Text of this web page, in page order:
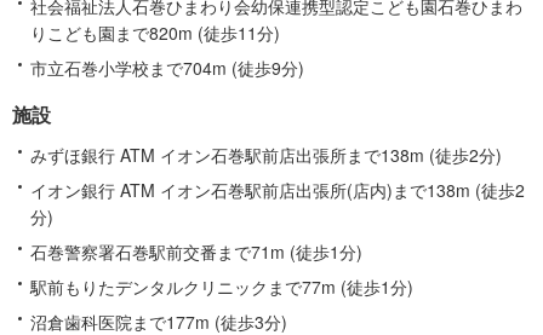
社会福祉法人石巻ひまわり会幼保連携型認定こども園石巻ひまわ
りこども園まで820m (徒歩11分)
市立石巻小学校まで704m (徒歩9分)
施設
みずほ銀行 ATM イオン石巻駅前店出張所まで138m (徒歩2分)
イオン銀行 ATM イオン石巻駅前店出張所(店内)まで138m (徒歩2
分)
石巻警察署石巻駅前交番まで71m (徒歩1分)
駅前もりたデンタルクリニックまで77m (徒歩1分)
沼倉歯科医院まで177m (徒歩3分)